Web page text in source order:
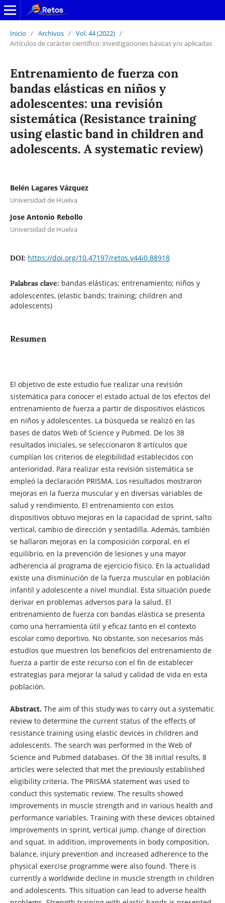
Inicio / Archivos / Vol. 44 (2022) /
Artículos de carácter científico: investigaciones básicas y/o aplicadas
Entrenamiento de fuerza con
bandas elásticas en niños y
adolescentes: una revisión
sistemática (Resistance training
using elastic band in children and
adolescents. A systematic review)
Belén Lagares Vázquez
Universidad de Huelva
Jose Antonio Rebollo
Universidad de Huelva
DOI: https://doi.org/10.47197/retos.v44i0.88918
Palabras clave: bandas elásticas; entrenamiento; niños y
adolescentes, (elastic bands; training; children and
adolescents)
Resumen
El objetivo de este estudio fue realizar una revisión
sistemática para conocer el estado actual de los efectos del
entrenamiento de fuerza a partir de dispositivos elásticos
en niños y adolescentes. La búsqueda se realizó en las
bases de datos Web of Science y Pubmed. De los 38
resultados iniciales, se seleccionaron 8 artículos que
cumplían los criterios de elegibilidad establecidos con
anterioridad. Para realizar esta revisión sistemática se
empleó la declaración PRISMA. Los resultados mostraron
mejoras en la fuerza muscular y en diversas variables de
salud y rendimiento. El entrenamiento con estos
dispositivos obtuvo mejoras en la capacidad de sprint, salto
vertical, cambio de dirección y sentadilla. Además, también
se hallaron mejoras en la composición corporal, en el
equilibrio, en la prevención de lesiones y una mayor
adherencia al programa de ejercicio físico. En la actualidad
existe una disminución de la fuerza muscular en población
infantil y adolescente a nivel mundial. Esta situación puede
derivar en problemas adversos para la salud. El
entrenamiento de fuerza con bandas elástica se presenta
como una herramienta útil y eficaz tanto en el contexto
escolar como deportivo. No obstante, son necesarios más
estudios que muestren los beneficios del entrenamiento de
fuerza a partir de este recurso con el fin de establecer
estrategias para mejorar la salud y calidad de vida en esta
población.
Abstract. The aim of this study was to carry out a systematic
review to determine the current status of the effects of
resistance training using elastic devices in children and
adolescents. The search was performed in the Web of
Science and Pubmed databases. Of the 38 initial results, 8
articles were selected that met the previously established
eligibility criteria. The PRISMA statement was used to
conduct this systematic review. The results showed
improvements in muscle strength and in various health and
performance variables. Training with these devices obtained
improvements in sprint, vertical jump, change of direction
and squat. In addition, improvements in body composition,
balance, injury prevention and increased adherence to the
physical exercise programme were also found. There is
currently a worldwide decline in muscle strength in children
and adolescents. This situation can lead to adverse health